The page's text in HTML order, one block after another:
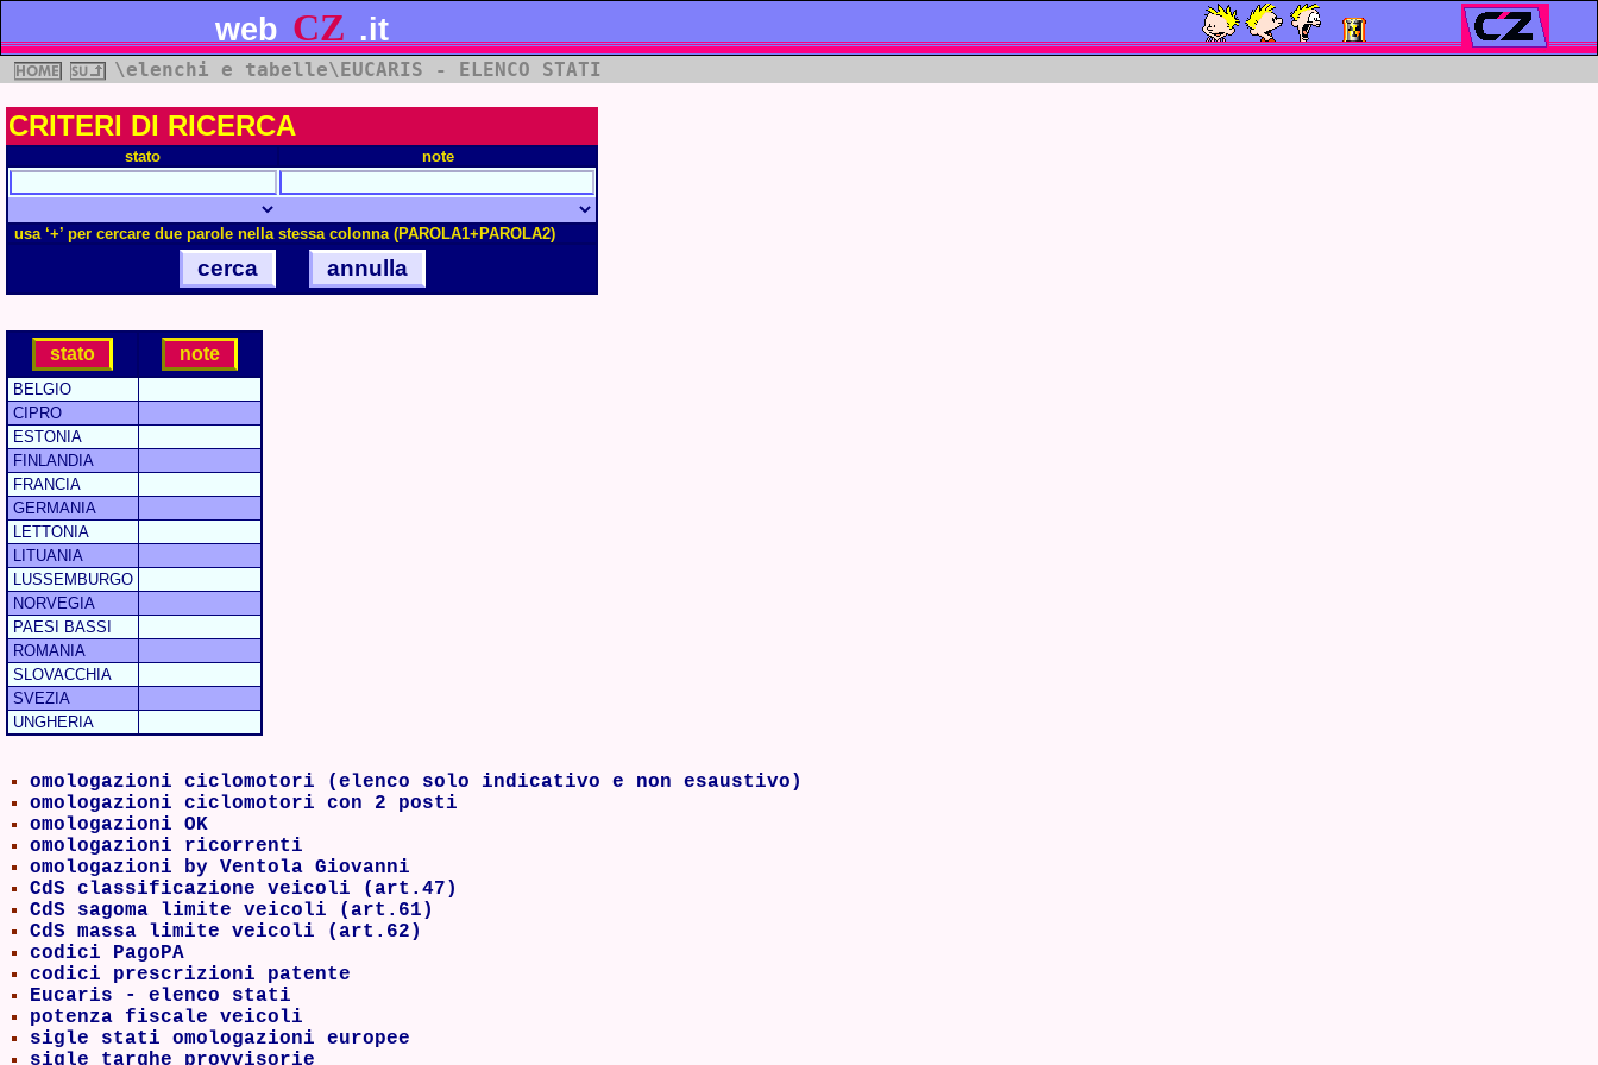
web CZ .it
\elenchi e tabelle\EUCARIS - ELENCO STATI
CRITERI DI RICERCA
stato note
usa ‘+’ per cercare due parole nella stessa colonna (PAROLA1+PAROLA2)
cerca annulla
stato note
BELGIO
CIPRO
ESTONIA
FINLANDIA
FRANCIA
GERMANIA
LETTONIA
LITUANIA
LUSSEMBURGO
NORVEGIA
PAESI BASSI
ROMANIA
SLOVACCHIA
SVEZIA
UNGHERIA
omologazioni ciclomotori (elenco solo indicativo e non esaustivo)
omologazioni ciclomotori con 2 posti
omologazioni OK
omologazioni ricorrenti
omologazioni by Ventola Giovanni
CdS classificazione veicoli (art.47)
CdS sagoma limite veicoli (art.61)
CdS massa limite veicoli (art.62)
codici PagoPA
codici prescrizioni patente
Eucaris - elenco stati
potenza fiscale veicoli
sigle stati omologazioni europee
sigle targhe provvisorie